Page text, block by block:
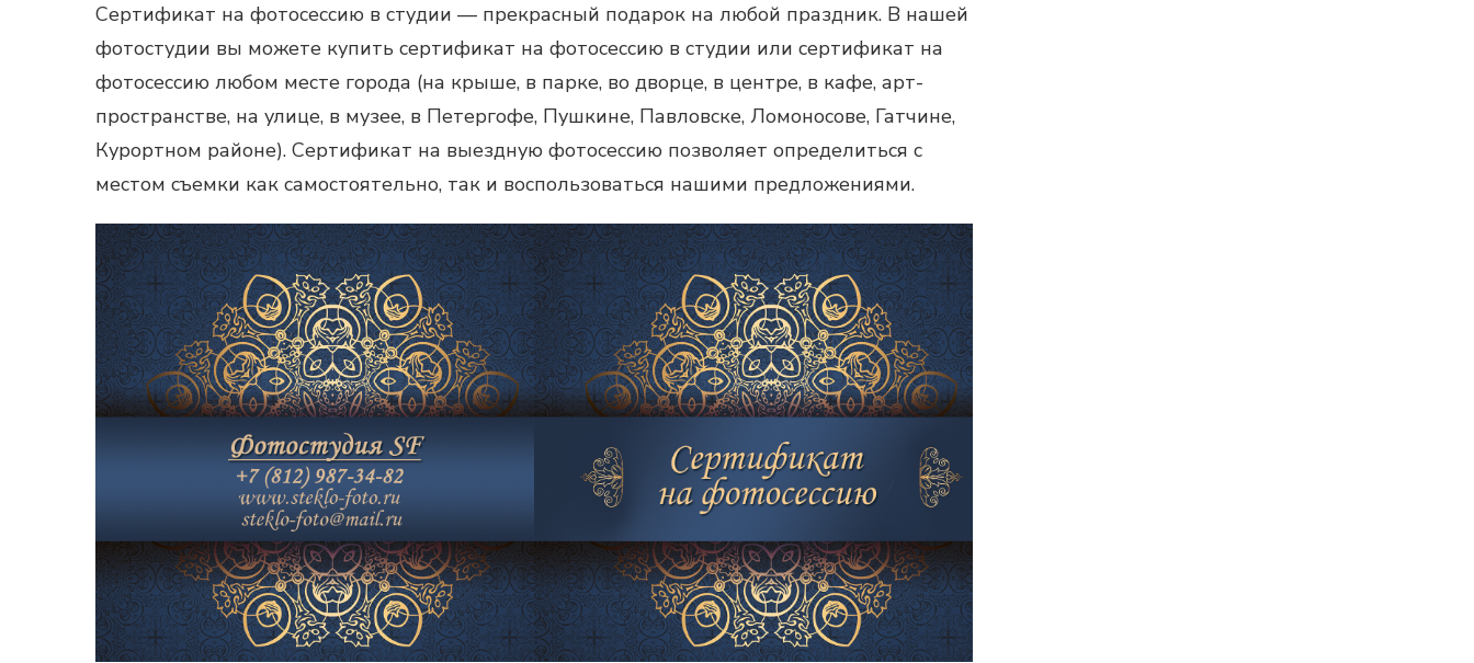
Сертификат на фотосессию в студии — прекрасный подарок на любой праздник. В нашей
фотостудии вы можете купить сертификат на фотосессию в студии или сертификат на
фотосессию любом месте города (на крыше, в парке, во дворце, в центре, в кафе, арт-
пространстве, на улице, в музее, в Петергофе, Пушкине, Павловске, Ломоносове, Гатчине,
Курортном районе). Сертификат на выездную фотосессию позволяет определиться с
местом съемки как самостоятельно, так и воспользоваться нашими предложениями.